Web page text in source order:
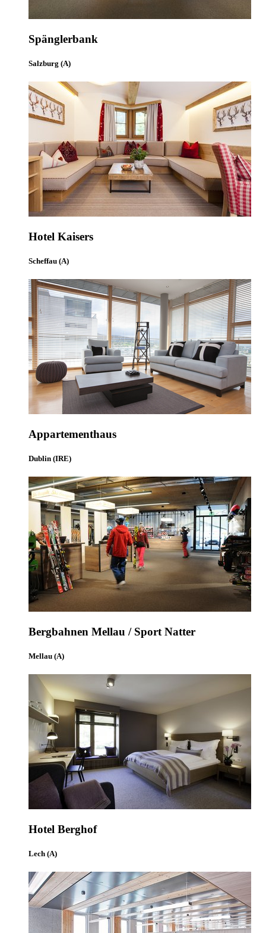
Spänglerbank
Salzburg (A)
Hotel Kaisers
Scheffau (A)
Appartementhaus
Dublin (IRE)
Bergbahnen Mellau / Sport Natter
Mellau (A)
Hotel Berghof
Lech (A)